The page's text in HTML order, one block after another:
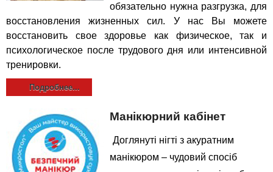
обязательно нужна разгрузка, для
восстановления жизненных сил. У нас Вы можете
восстановить свое здоровье как физическое, так и
психологическое после трудового дня или интенсивной
тренировки.
Подробнее...
Манікюрний кабінет
Доглянуті нігті з акуратним
манікюром – чудовий спосіб